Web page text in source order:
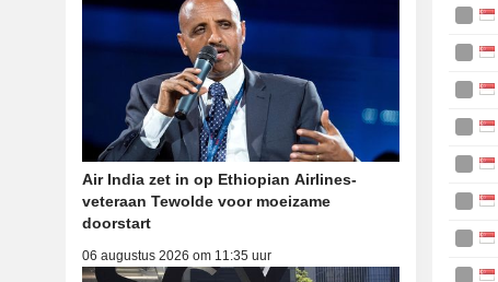
Air India zet in op Ethiopian Airlines-
veteraan Tewolde voor moeizame
doorstart
06 augustus 2026 om 11:35 uur